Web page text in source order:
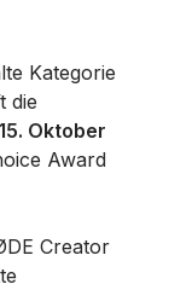
Kategorie
die
15. Oktober
Award
Creator